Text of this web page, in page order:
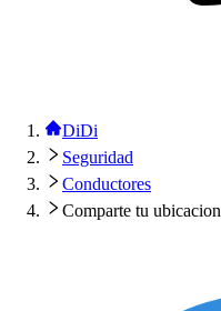
DiDi
Seguridad
Conductores
Comparte tu ubicacion